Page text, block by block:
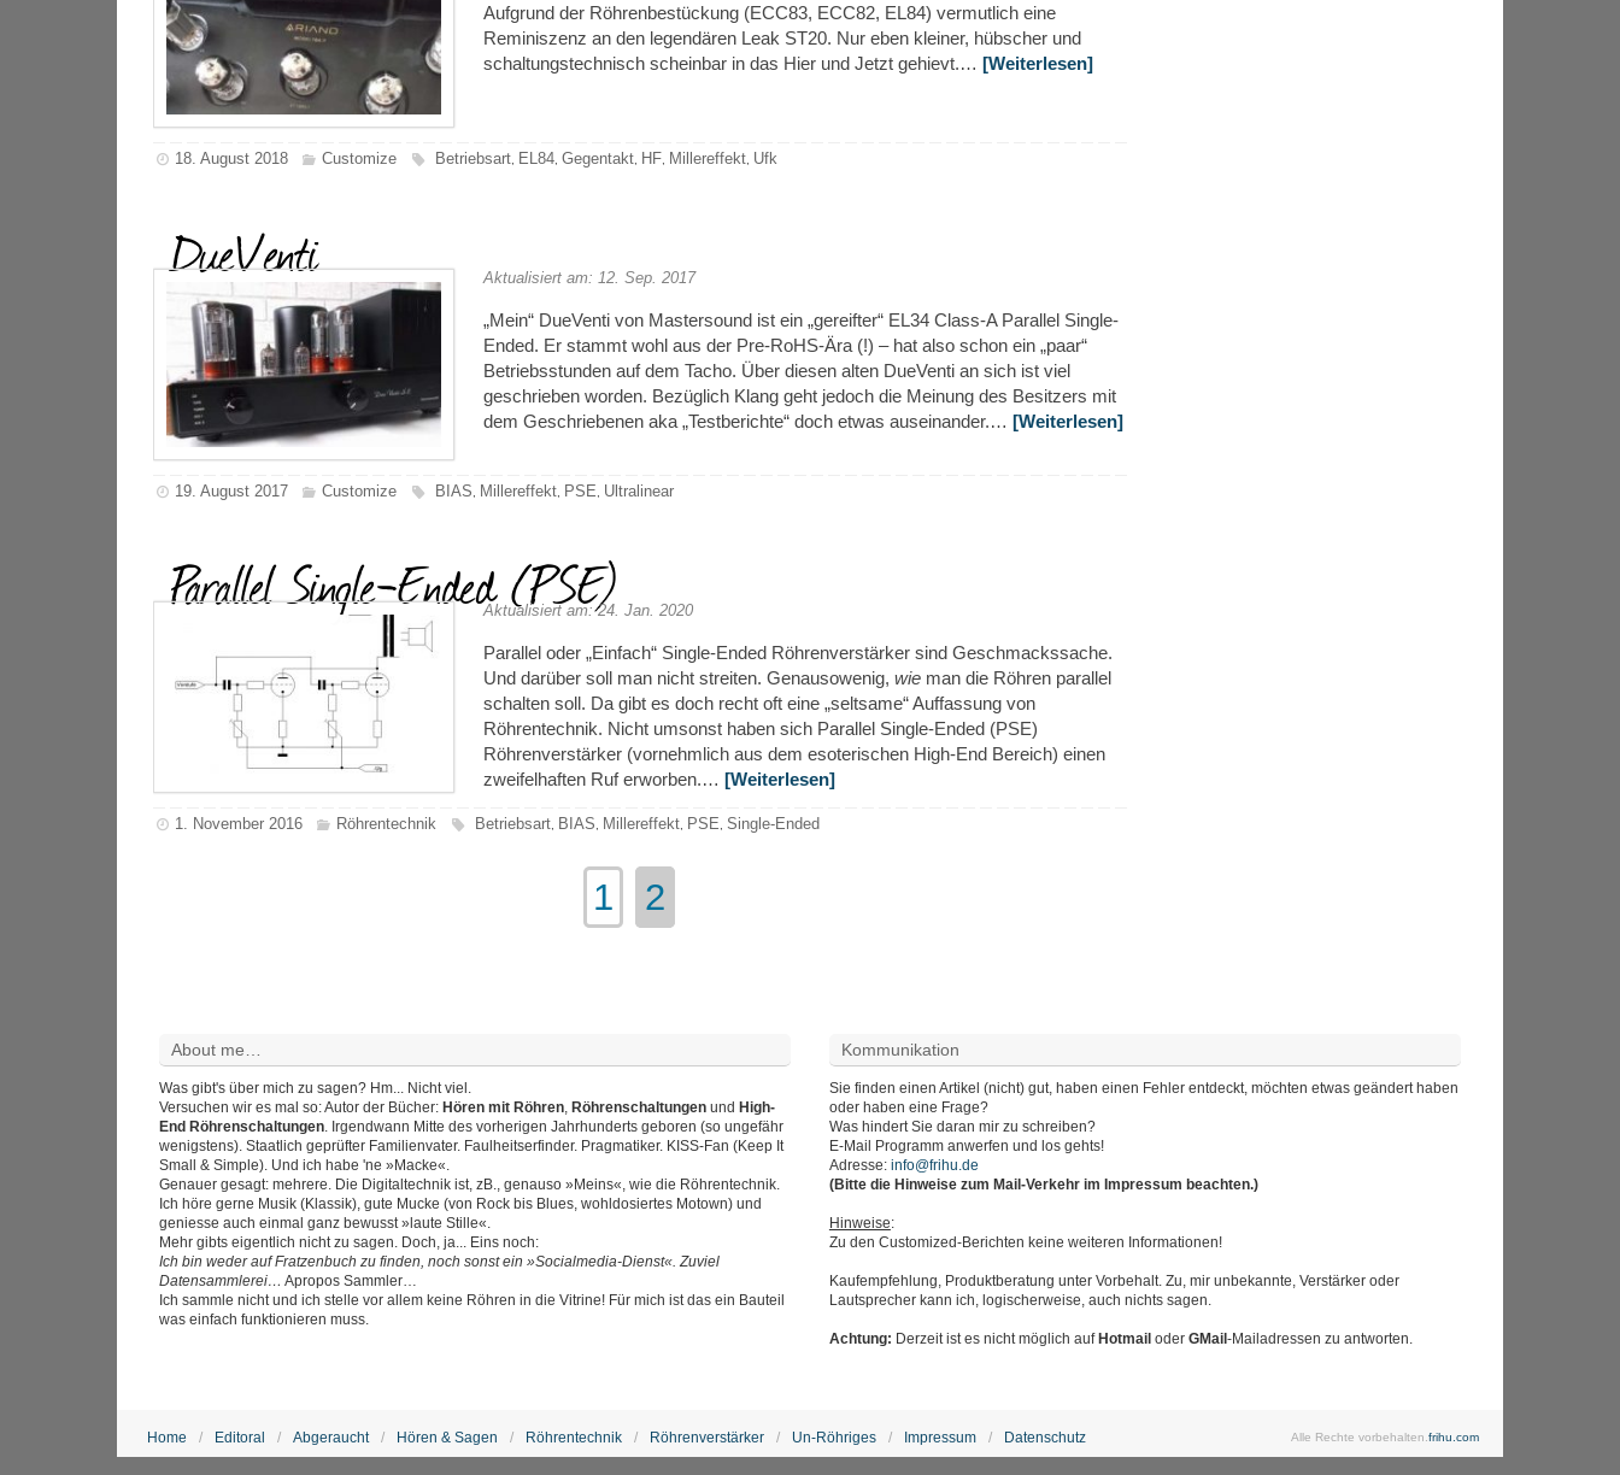
Aufgrund der Röhrenbestückung (ECC83, ECC82, EL84) vermutlich eine
Reminiszenz an den legendären Leak ST20. Nur eben kleiner, hübscher und
schaltungstechnisch scheinbar in das Hier und Jetzt gehievt.… [Weiterlesen]
18. August 2018 Customize Betriebsart, EL84, Gegentakt, HF, Millereffekt, Ufk
DueVenti Aktualisiert am: 12. Sep. 2017
„Mein“ DueVenti von Mastersound ist ein „gereifter“ EL34 Class-A Parallel Single-
Ended. Er stammt wohl aus der Pre-RoHS-Ära (!) – hat also schon ein „paar“
Betriebsstunden auf dem Tacho. Über diesen alten DueVenti an sich ist viel
geschrieben worden. Bezüglich Klang geht jedoch die Meinung des Besitzers mit
dem Geschriebenen aka „Testberichte“ doch etwas auseinander.… [Weiterlesen]
19. August 2017 Customize BIAS Millereffekt, PSE Ultralinear
Parallel Single-Ended (PSE)
Aktualisiert am: 24. Jan. 2020
Parallel oder „Einfach“ Single-Ended Röhrenverstärker sind Geschmackssache.
Und darüber soll man nicht streiten. Genausowenig, wie man die Röhren parallel
schalten soll. Da gibt es doch recht oft eine „seltsame“ Auffassung von
Röhrentechnik. Nicht umsonst haben sich Parallel Single-Ended (PSE)
Röhrenverstärker (vornehmlich aus dem esoterischen High-End Bereich) einen
zweifelhaften Ruf erworben.… [Weiterlesen]
1. November 2016 Röhrentechnik Betriebsart, BIAS Millereffekt, PSE Single-Ended
1 2
About me…
Was gibt's über mich zu sagen? Hm... Nicht viel.
Versuchen wir es mal so: Autor der Bücher: Hören mit Röhren Röhrenschaltungen und High-
End Röhrenschaltungen . Irgendwann Mitte des vorherigen Jahrhunderts geboren (so ungefähr
wenigstens). Staatlich geprüfter Familienvater. Faulheitserfinder. Pragmatiker. KISS-Fan (Keep It
Small & Simple). Und ich habe 'ne »Macke«.
Genauer gesagt: mehrere. Die Digitaltechnik ist, zB., genauso »Meins«, wie die Röhrentechnik.
Ich höre gerne Musik (Klassik), gute Mucke (von Rock bis Blues, wohldosiertes Motown) und
geniesse auch einmal ganz bewusst »laute Stille«.
Mehr gibts eigentlich nicht zu sagen. Doch, ja... Eins noch:
Ich bin weder auf Fratzenbuch zu finden, noch sonst ein »Socialmedia-Dienst«. Zuviel
Datensammlerei… Apropos Sammler…
Ich sammle nicht und ich stelle vor allem keine Röhren in die Vitrine! Für mich ist das ein Bauteil
was einfach funktionieren muss.
Kommunikation
Sie finden einen Artikel (nicht) gut, haben einen Fehler entdeckt, möchten etwas geändert haben
oder haben eine Frage?
Was hindert Sie daran mir zu schreiben?
E-Mail Programm anwerfen und los gehts!
Adresse: info@frihu.de
(Bitte die Hinweise zum Mail-Verkehr im Impressum beachten.)
Hinweise:
Zu den Customized-Berichten keine weiteren Informationen!
Kaufempfehlung, Produktberatung unter Vorbehalt. Zu, mir unbekannte, Verstärker oder
Lautsprecher kann ich, logischerweise, auch nichts sagen.
Achtung: Derzeit ist es nicht möglich aufHotmailoder GMail-Mailadressen zu antworten.
Home Editoral Abgeraucht Hören & Sagen Röhrentechnik Röhrenverstärker Un-Röhriges Impressum Datenschutz Alle Rechte vorbehalten. frihu.com